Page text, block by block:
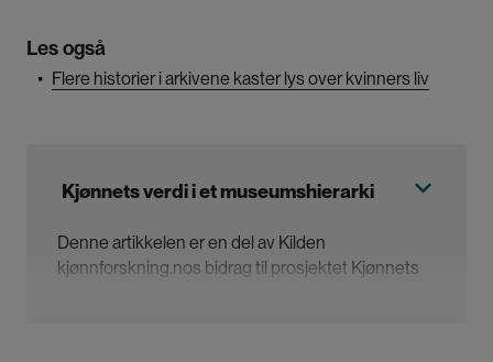
Les også
▪ Flere historier i arkivene kaster lys over kvinners liv
Kjønnets verdi i et museumshierarki
Denne artikkelen er en del av Kilden
kjønnforskning.nos bidrag til prosjektet Kjønnets